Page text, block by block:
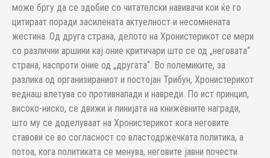
може бргу да се здобие со читателски навивачи кои ќе го
цитираат поради засилената актуелност и несомнената
жестина. Од друга страна, делото на Хронистерикот се мери
со различни аршини кај оние критичари што се од „неговата“
страна, наспроти оние од „другата“. Во полемиките, за
разлика од организираниот и постојан Трибун, Хронистерикот
веднаш влетува со противнапади и навреди. По ист принцип,
високо-ниско, се движи и линијата на книжевните награди,
што му се доделуваат на Хронистерикот кога неговите
ставови се во согласност со властодржечката политика, а
потоа, кога политиката се менува, неговите јавни почести